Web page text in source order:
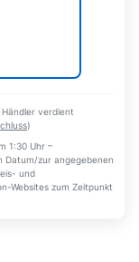
verdient
)
1:30 Uhr –
Datum/zur angegebenen
und
Websites zum Zeitpunkt